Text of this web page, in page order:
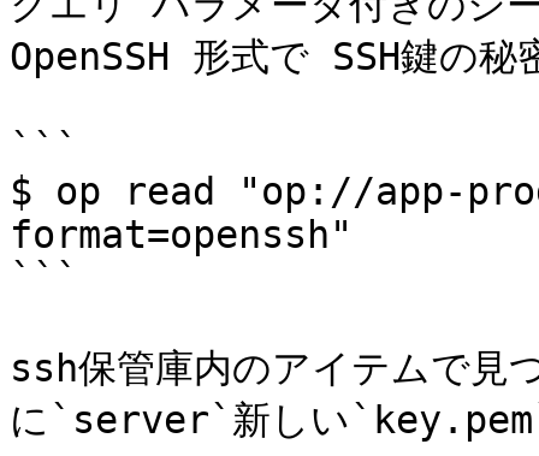
OpenSSH 形式で SSH鍵の秘
```
$ op read "op://app-
format=openssh"
```
ssh保管庫内のアイテムで見
に`server`新しい`key.pem`